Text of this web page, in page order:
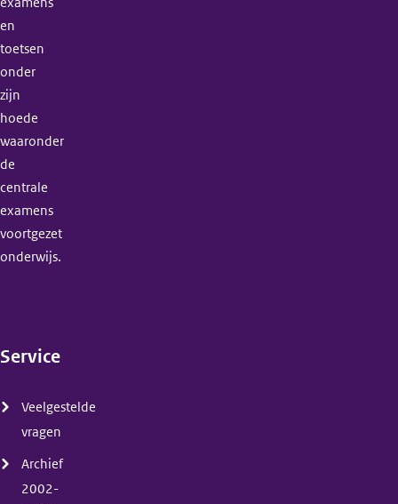
en
toetsen
onder
zijn
hoede
waaronder
de
centrale
examens
voortgezet
onderwijs.
Service
Veelgestelde
vragen
Archief
2002-